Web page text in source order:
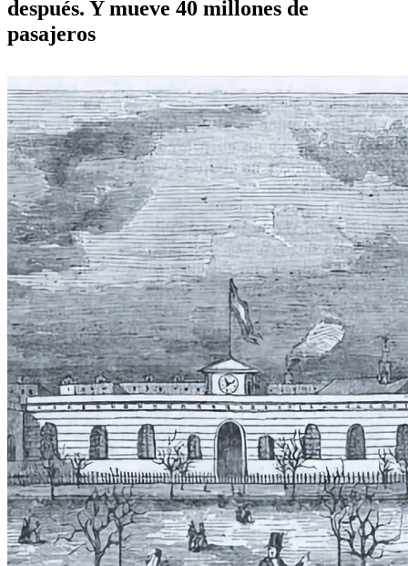
después. Y mueve 40 millones de
pasajeros